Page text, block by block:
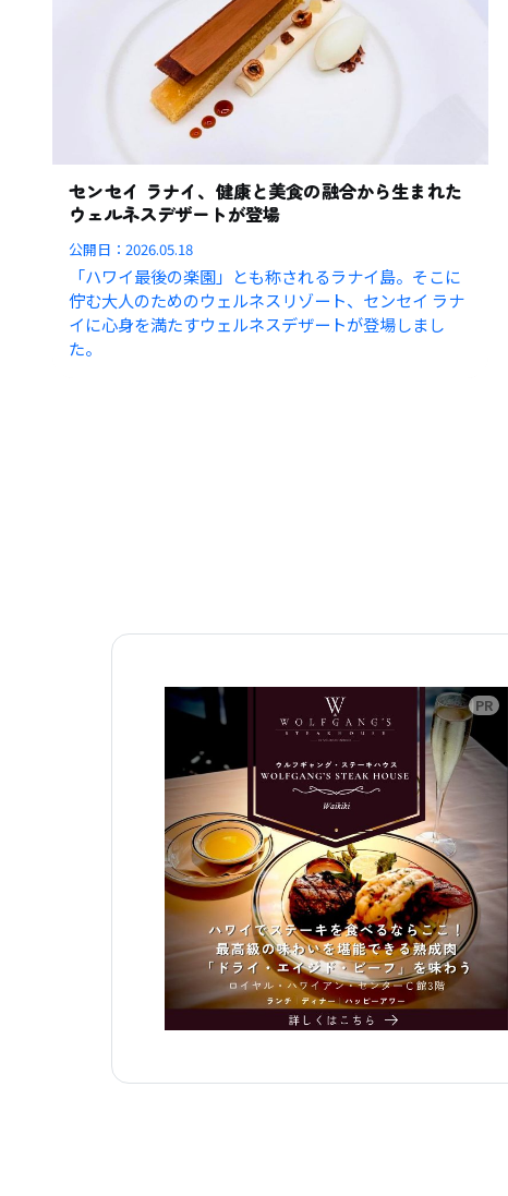
センセイ ラナイ、健康と美食の融合から生まれた
ウェルネスデザートが登場
公開日：2026.05.18
「ハワイ最後の楽園」とも称されるラナイ島。そこに
佇む大人のためのウェルネスリゾート、センセイ ラナ
イに心身を満たすウェルネスデザートが登場しまし
た。
広告